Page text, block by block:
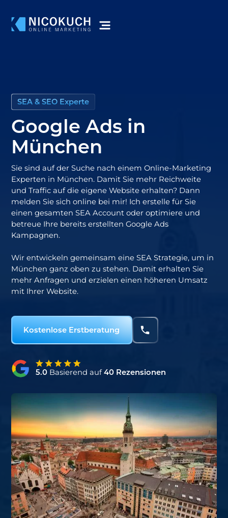
SEA & SEO Experte
Google Ads in
München
Sie sind auf der Suche nach einemOnline-Marketing
Experten in München. Damit Sie mehr Reichweite
und Traffic auf die eigene Website erhalten? Dann
melden Sie sich online bei mir! Ich erstelle für Sie
einen gesamtenSEA Account oder optimiere und
betreue Ihre bereits erstellten Google Ads
Kampagnen.
Wir entwickeln gemeinsam eine SEA Strategie, um in
Münchenganz oben zu stehen. Damit erhalten Sie
mehr Anfragen und erzielen einen höheren Umsatz
mit Ihrer Website.
Kostenlose Erstberatung
5.0 Basierend auf40 Rezensionen